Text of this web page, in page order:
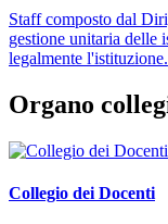
Staff composto dal
gestione unitaria delle
legalmente l'istituzione.
Organo
Collegio dei Docenti